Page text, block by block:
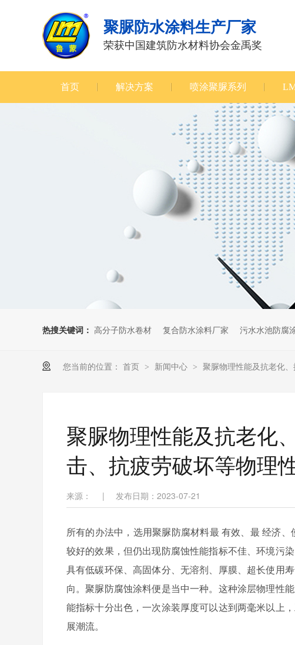
聚脲防水涂料生产厂家
荣获中国建筑防水材料协会金禹奖
首页 解决方案 喷涂聚脲系列
热搜关键词： 高分子防水卷材 复合防水涂料厂家 污水水池防腐
您当前的位置： 首页 > 新闻中心 > 聚脲物理性能及抗老化
聚脲物理性能及抗老化
击、抗疲劳破坏等物理
来源： | 发布日期：2023-07-21
所有的办法中，选用聚脲防腐材料最 有效、最 经济
较好的效果，但仍出现防腐蚀性能指标不佳、环境污
具有低碳环保、高固体分、无溶剂、厚膜、超长使用
向。聚脲防腐蚀涂料便是当中一种。这种涂层物理性
能指标十分出色，一次涂装厚度可以达到两毫米以上
展潮流。